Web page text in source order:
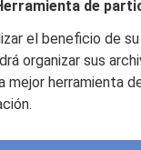
de
el beneficio de
organizar sus
herramienta